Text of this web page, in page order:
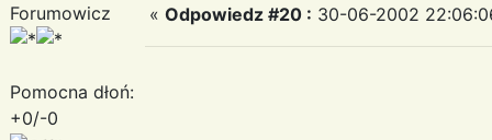
Forumowicz
Pomocna dłoń:
+0/-0
« Odpowiedz #20 : 30-06-2002